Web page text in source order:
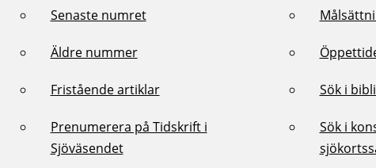
Senaste numret
Äldre nummer
Fristående artiklar
Prenumerera på Tidskrift i
Sjöväsendet
Sök i
Sök i